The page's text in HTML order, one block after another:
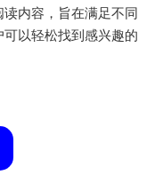
内容，旨在满足不同
以轻松找到感兴趣的